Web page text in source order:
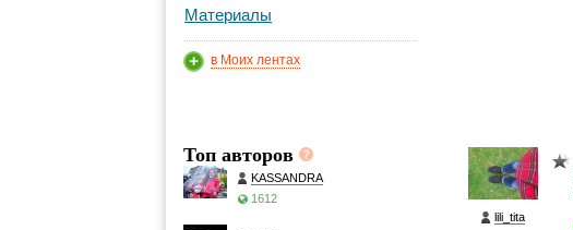
Материалы
в Моих лентах
Топ авторов
KASSANDRA
1612
lili_tita